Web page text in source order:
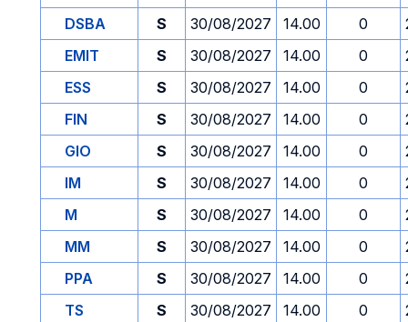
DSBA
S 30/08/2027 14.00 0
EMIT
S 30/08/2027 14.00 0
ESS
S 30/08/2027 14.00 0
FIN
S 30/08/2027 14.00 0
GIO
S 30/08/2027 14.00 0
IM
S 30/08/2027 14.00 0
M
S 30/08/2027 14.00 0
MM
S 30/08/2027 14.00 0
PPA
S 30/08/2027 14.00 0
TS
S 30/08/2027 14.00 0